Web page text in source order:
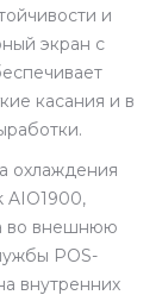
и
экран с
касания и в
охлаждения
AIO1900,
во внешнюю
POS-
внутренних